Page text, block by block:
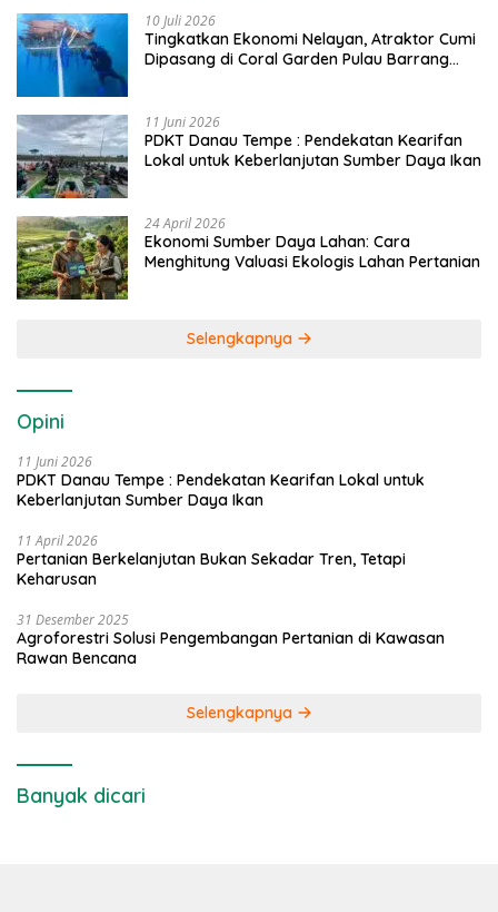
10 Juli 2026
Tingkatkan Ekonomi Nelayan, Atraktor Cumi
Dipasang di Coral Garden Pulau Barrang
11 Juni 2026
PDKT Danau Tempe : Pendekatan Kearifan
Lokal untuk Keberlanjutan Sumber Daya Ikan
24 April 2026
Ekonomi Sumber Daya Lahan: Cara
Menghitung Valuasi Ekologis Lahan Pertanian
Selengkapnya
Opini
11 Juni 2026
PDKT Danau Tempe : Pendekatan Kearifan Lokal untuk
Keberlanjutan Sumber Daya Ikan
11 April 2026
Pertanian Berkelanjutan Bukan Sekadar Tren, Tetapi
Keharusan
31 Desember 2025
Agroforestri Solusi Pengembangan Pertanian di Kawasan
Rawan Bencana
Selengkapnya
Banyak dicari